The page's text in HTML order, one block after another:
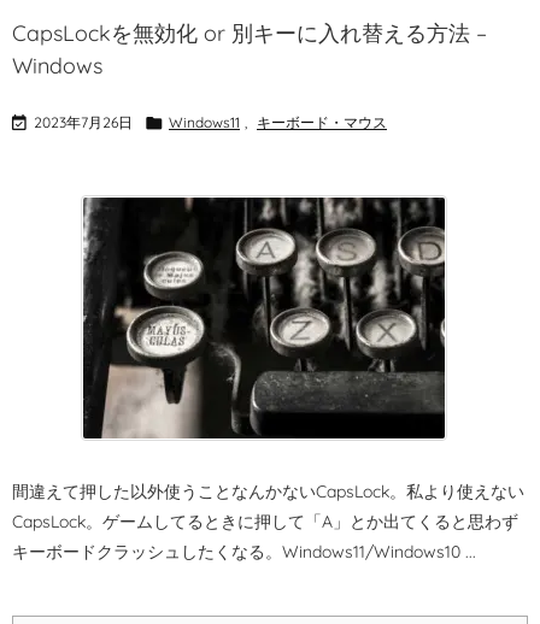
CapsLockを無効化 or 別キーに入れ替える方法 –
Windows
 2023年7月26日  Windows11 , キーボード・マウス
間違えて押した以外使うことなんかないCapsLock。私より使えない
CapsLock。 ゲームしてるときに押して「A」とか出てくると思わず
キーボードクラッシュしたくなる。 Windows11/Windows10 ...